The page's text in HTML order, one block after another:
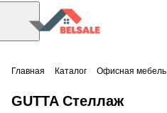
Главная Каталог Офисная мебель
GUTTA Стеллаж